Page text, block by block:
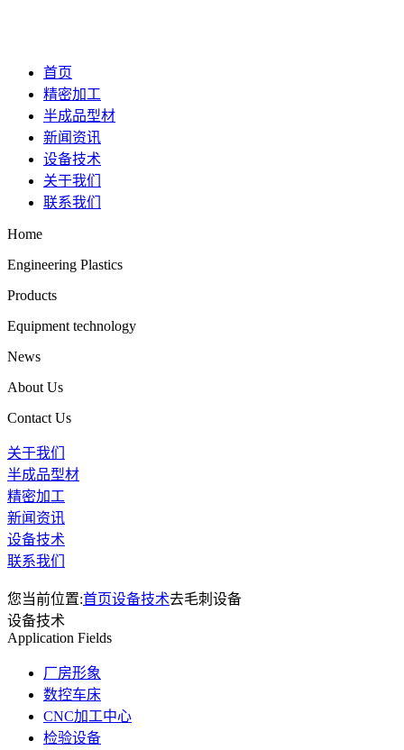
首页
精密加工
半成品型材
新闻资讯
设备技术
关于我们
联系我们
Home
Engineering Plastics
Products
Equipment technology
News
About Us
Contact Us
关于我们
半成品型材
精密加工
新闻资讯
设备技术
联系我们
您当前位置:首页设备技术去毛刺设备
设备技术
Application Fields
厂房形象
数控车床
CNC加工中心
检验设备